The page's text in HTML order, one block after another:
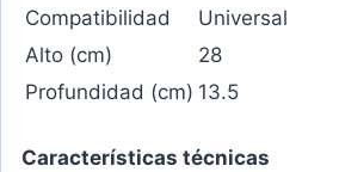
Compatibilidad
Universal
Alto (cm)
28
Profundidad (cm) 13.5
Características técnicas